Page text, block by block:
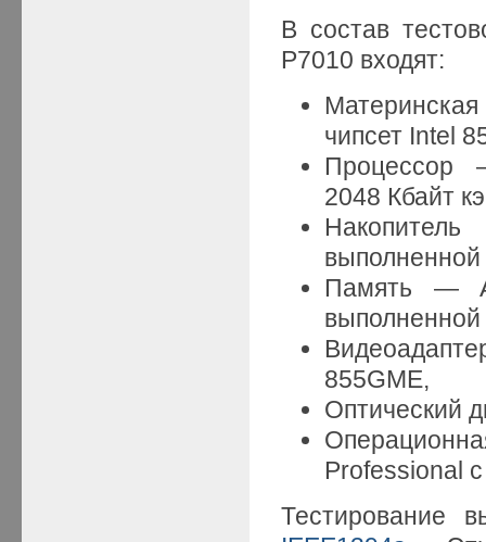
В состав
P7010 входят:
чипсет Intel
2048 Кбайт
Память —
855GME,
Оптический
Professional
Тестирование